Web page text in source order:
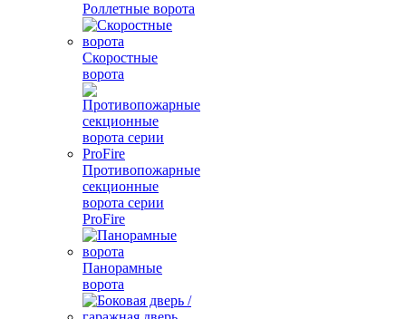
Роллетные ворота
Скоростные
ворота
Противопожарные
секционные
ворота серии
ProFire
Панорамные
ворота